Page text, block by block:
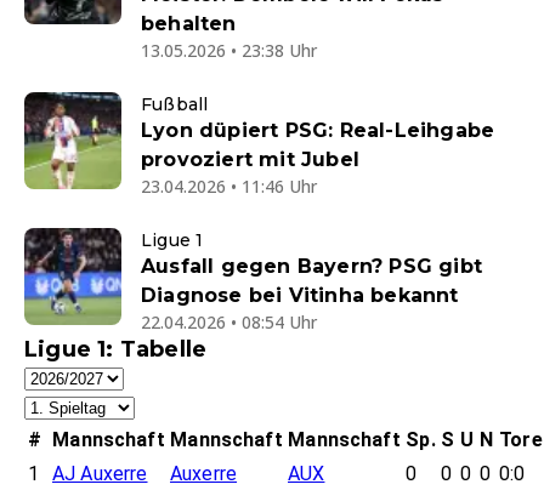
behalten
13.05.2026 • 23:38 Uhr
Fußball
Lyon düpiert PSG: Real-Leihgabe
provoziert mit Jubel
23.04.2026 • 11:46 Uhr
Ligue 1
Ausfall gegen Bayern? PSG gibt
Diagnose bei Vitinha bekannt
22.04.2026 • 08:54 Uhr
Ligue 1: Tabelle
# Mannschaft Mannschaft Mannschaft Sp. S U N Tore
1
AJ Auxerre Auxerre AUX 0 0 0 0 0:0